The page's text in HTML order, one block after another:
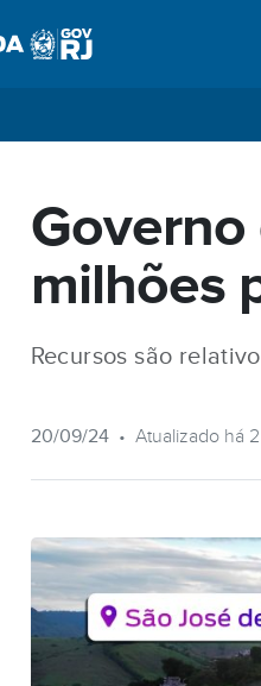
Governo
milhões
Recursos são
20/09/24 • Atualizado há